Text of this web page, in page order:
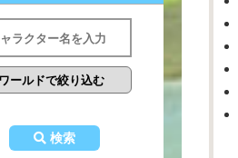
検索